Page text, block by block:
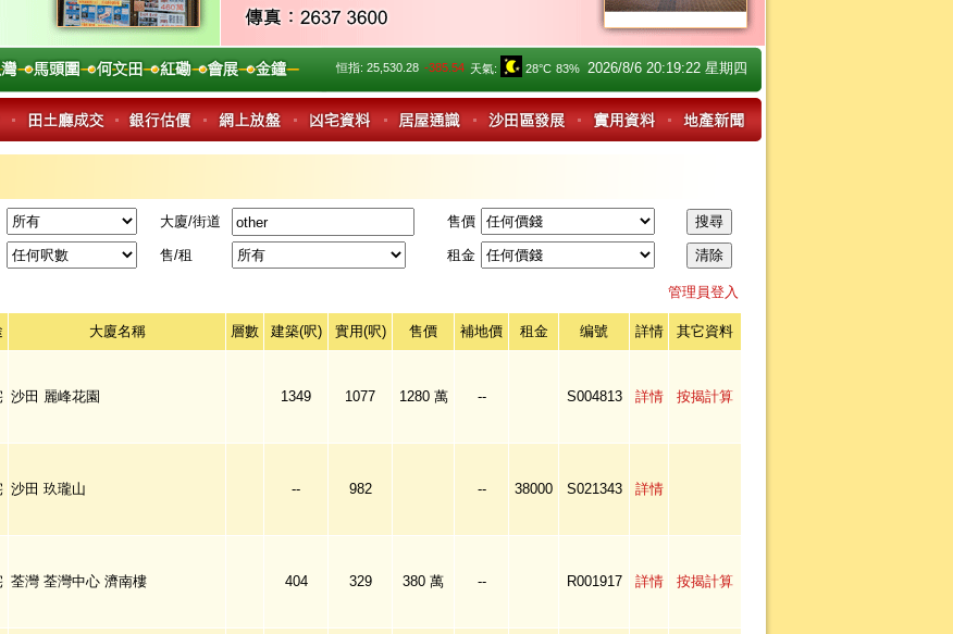
恒指: 25,530.28 -385.54 天氣: 28°C 83% 2026/8/6 20:19:22 星期四
大廈/街道 售價
售/租 租金
管理員登入
大廈名稱 層數 建築(呎) 實用(呎) 售價 補地價 租金 编號 詳情 其它資料
沙田 麗峰花園 1349 1077 1280 萬 -- S004813 詳情 按揭計算
沙田 玖瓏山 -- 982 -- 38000 S021343 詳情
荃灣 荃灣中心 濟南樓 404 329 380 萬 -- R001917 詳情 按揭計算